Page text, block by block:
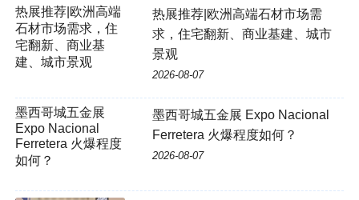
热展推荐|欧洲高端
石材市场需求，住
宅翻新、商业基
建、城市景观
热展推荐|欧洲高端石材市场需
求，住宅翻新、商业基建、城市
景观
2026-08-07
墨西哥城五金展 Expo Nacional
Ferretera 火爆程度如何？
2026-08-07